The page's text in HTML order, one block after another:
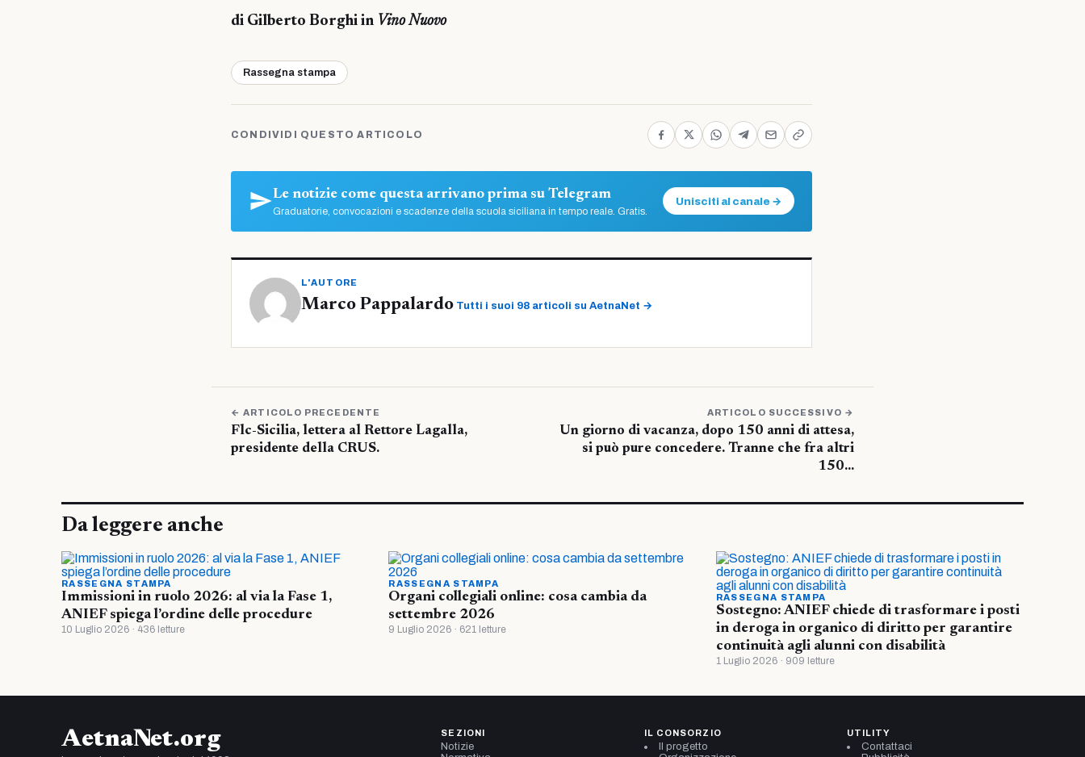
di Gilberto Borghi in Vino Nuovo
Rassegna stampa
CONDIVIDI QUESTO ARTICOLO
Le notizie come questa arrivano prima su Telegram
Graduatorie, convocazioni e scadenze della scuola siciliana in tempo reale. Gratis.
Unisciti al canale →
L'AUTORE
Marco Pappalardo Tutti i suoi 98 articoli su AetnaNet →
← ARTICOLO PRECEDENTE
Flc-Sicilia, lettera al Rettore Lagalla,
presidente della CRUS.
ARTICOLO SUCCESSIVO →
Un giorno di vacanza, dopo 150 anni di attesa,
si può pure concedere. Tranne che fra altri
150…
Da leggere anche
RASSEGNA STAMPA
Immissioni in ruolo 2026: al via la Fase 1,
ANIEF spiega l’ordine delle procedure
10 Luglio 2026 · 436 letture
RASSEGNA STAMPA
Organi collegiali online: cosa cambia da
settembre 2026
9 Luglio 2026 · 621 letture
RASSEGNA STAMPA
Sostegno: ANIEF chiede di trasformare i posti
in deroga in organico di diritto per garantire
continuità agli alunni con disabilità
1 Luglio 2026 · 909 letture
AetnaNet.org SEZIONI
Notizie
IL CONSORZIO
Il progetto
UTILITY
Contattaci